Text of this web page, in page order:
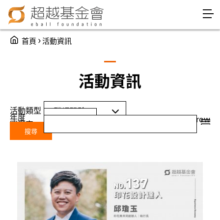
Jump to Navigation
Jump to Main content
You are here
首頁 ›活動資訊
活動資訊
gridrow
活動類型
年度 年度
Year
關鍵字